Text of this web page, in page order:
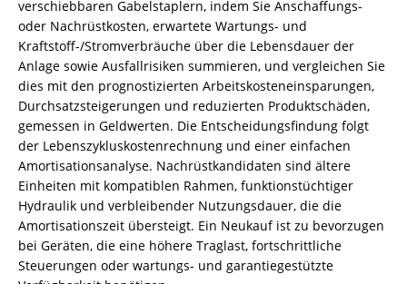
verschiebbaren Gabelstaplern, indem Sie Anschaffungs-
oder Nachrüstkosten, erwartete Wartungs- und
Kraftstoff-/Stromverbräuche über die Lebensdauer der
Anlage sowie Ausfallrisiken summieren, und vergleichen Sie
dies mit den prognostizierten Arbeitskosteneinsparungen,
Durchsatzsteigerungen und reduzierten Produktschäden,
gemessen in Geldwerten. Die Entscheidungsfindung folgt
der Lebenszykluskostenrechnung und einer einfachen
Amortisationsanalyse. Nachrüstkandidaten sind ältere
Einheiten mit kompatiblen Rahmen, funktionstüchtiger
Hydraulik und verbleibender Nutzungsdauer, die die
Amortisationszeit übersteigt. Ein Neukauf ist zu bevorzugen
bei Geräten, die eine höhere Traglast, fortschrittliche
Steuerungen oder wartungs- und garantiegestützte